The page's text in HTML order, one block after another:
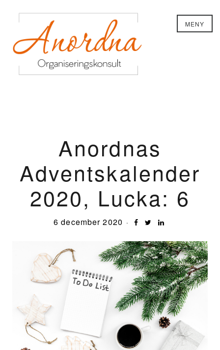
MENY
Anordnas
Adventskalender
2020, Lucka: 6
6 december 2020